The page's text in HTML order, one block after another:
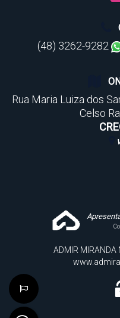
(48) 3262-9282
Rua Maria Luiza dos
Celso
ADMIR MIRANDA